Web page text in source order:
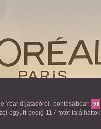
Year díjátadóról, pontosabban
98
együtt pedig 117 fotót találhattok